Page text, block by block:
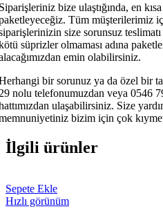
bize ulaştığında, en
Tüm müşterilerimiz
size sorunsuz
süprizler olmaması adına
emin olabilirsiniz.
bir sorunuz ya da özel bir
nolu telefonumuzdan veya 0546
ulaşabilirsiniz. Size
bizim için çok
İlgili ürünler
Sepete Ekle
Hızlı görünüm